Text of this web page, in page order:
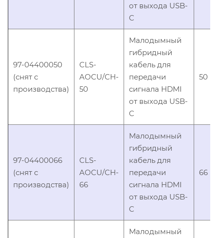
от выхода USB-
C
97-04400050
(снят с
производства)
CLS-
AOCU/CH-
50
Малодымный
гибридный
кабель для
передачи
сигнала HDMI
от выхода USB-
C
50
97-04400066
(снят с
производства)
CLS-
AOCU/CH-
66
Малодымный
гибридный
кабель для
передачи
сигнала HDMI
от выхода USB-
C
66
Малодымный